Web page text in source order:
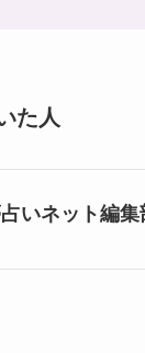
た人
いネット編集